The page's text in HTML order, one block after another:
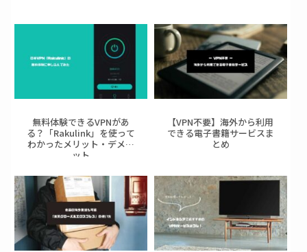
無料体験できるVPNがあ
る？「Rakulink」を使って
わかったメリット・デメリ
ット
【VPN不要】海外から利用
できる電子書籍サービスま
とめ